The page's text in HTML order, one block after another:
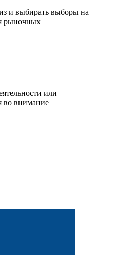
и выбирать выборы на
рыночных
или
во внимание